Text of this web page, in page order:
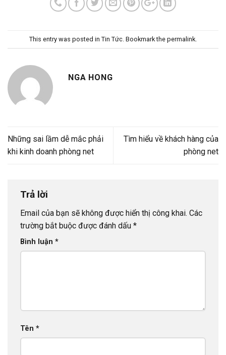
This entry was posted in Tin Tức . Bookmark the permalink
NGA HONG
Những sai lầm dễ mắc phải
khi kinh doanh phòng net
Tìm hiểu về khách hàng của
phòng net
Trả lời
Email của bạn sẽ không được hiển thị công khai. Các
trường bắt buộc được đánh dấu *
Bình luận *
Tên *